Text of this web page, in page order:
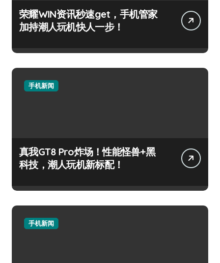
荣耀WIN资讯秒速get，手机管家
加持潮人玩机快人一步！
手机新闻
真我GT8 Pro炸场！性能怪兽+黑
科技，潮人玩机新标配！
手机新闻